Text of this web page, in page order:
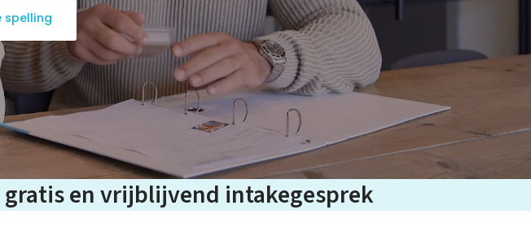
Contact
Over ons
Rekenen
Spelling
Technisch lezen
Begrijpend lezen
Intelligentie
Leerpotentie
Leerstrategieën
Beroepskeuzetest
spelling
en vrijblijvend intakegesprek